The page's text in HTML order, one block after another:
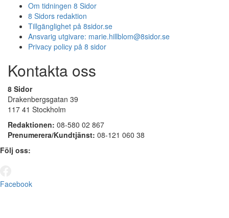
Om tidningen 8 Sidor
8 Sidors redaktion
Tillgänglighet på 8sidor.se
Ansvarig utgivare: marie.hillblom@8sidor.se
Privacy policy på 8 sidor
Kontakta oss
8 Sidor
Drakenbergsgatan 39
117 41 Stockholm
Redaktionen: 08-580 02 867
Prenumerera/Kundtjänst: 08-121 060 38
Följ oss:
Facebook